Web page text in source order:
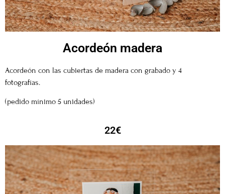
Acordeón madera
Acordeón con las cubiertas de madera con grabado y 4
fotografías.
(pedido mínimo 5 unidades)
22€